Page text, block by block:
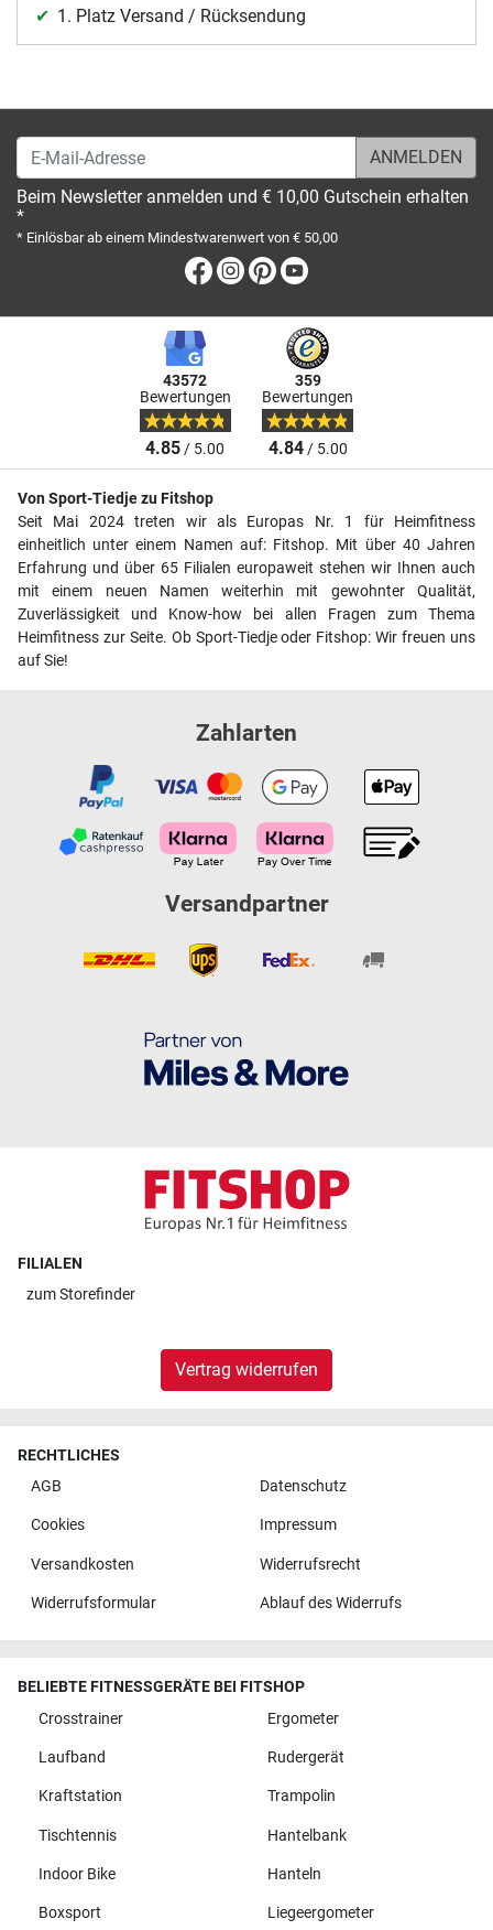
1. Platz Versand / Rücksendung
E-Mail-Adresse
Beim Newsletter anmelden und € 10,00 Gutschein erhalten
*
* Einlösbar ab einem Mindestwarenwert von € 50,00
Facebook
Instagram
Pinterest
43572
Bewertungen
4.85/ 5.00
359
Bewertungen
4.84/ 5.00
Von Sport-Tiedje zu Fitshop
Seit Mai 2024 treten wir als Europas Nr. 1 für Heimfitness
einheitlich unter einem Namen auf: Fitshop. Mit über 40 Jahren
Erfahrung und über 65 Filialen europaweit stehen wir Ihnen auch
mit einem neuen Namen weiterhin mit gewohnter Qualität,
Zuverlässigkeit und Know-how bei allen Fragen zum Thema
Heimfitness zur Seite. Ob Sport-Tiedje oder Fitshop: Wir freuen uns
auf Sie!
Zahlarten
Versandpartner
FILIALEN
zumStorefinder
Vertrag widerrufen
RECHTLICHES
AGB
Datenschutz
Cookies Impressum
Versandkosten Widerrufsrecht
Widerrufsformular Ablauf des Widerrufs
BELIEBTE FITNESSGERÄTE BEI FITSHOP
Crosstrainer
Ergometer
Laufband Rudergerät
Kraftstation Trampolin
Tischtennis Hantelbank
Indoor Bike Hanteln
Boxsport Liegeergometer